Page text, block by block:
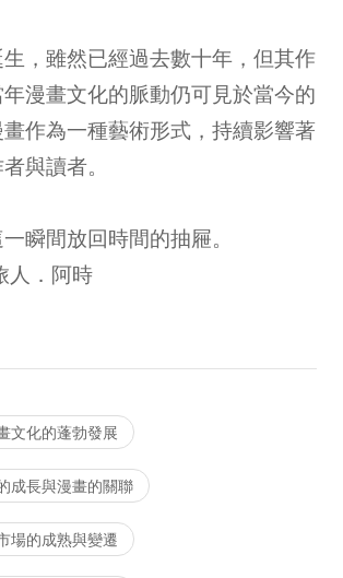
，雖然已經過去數十年，但其作
漫畫文化的脈動仍可見於當今的
作為一種藝術形式，持續影響著
與讀者。
瞬間放回時間的抽屜。
．阿時
文化的蓬勃發展
成長與漫畫的關聯
場的成熟與變遷